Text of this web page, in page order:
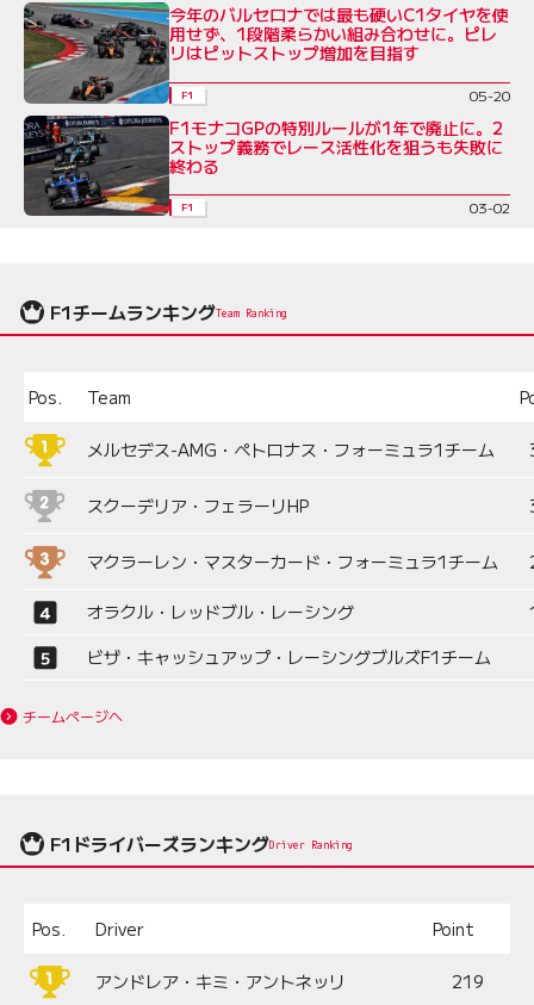
今年のバルセロナでは最も硬いC1タイヤを使
用せず、1段階柔らかい組み合わせに。ピレ
リはピットストップ増加を目指す
F1 05-20
F1モナコGPの特別ルールが1年で廃止に。2
ストップ義務でレース活性化を狙うも失敗に
終わる
F1 03-02
F1チームランキングTeam Ranking
Pos. Team
メルセデス-AMG・ペトロナス・フォーミュラ1チーム
スクーデリア・フェラーリHP
マクラーレン・マスターカード・フォーミュラ1チーム
オラクル・レッドブル・レーシング
ビザ・キャッシュアップ・レーシングブルズF1チーム
チームページへ
F1ドライバーズランキングDriver Ranking
Pos. Driver Point
アンドレア・キミ・アントネッリ 219